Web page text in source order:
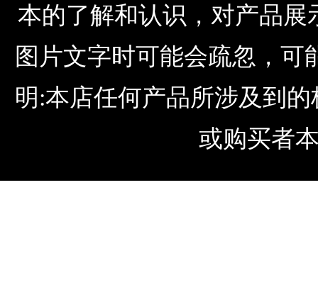
本的了解和认识，对产品
图片文字时可能会疏忽，
明:本店任何产品所涉及到
或购买者